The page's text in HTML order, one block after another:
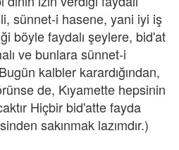
sünnet-i hasene, yani iyi iş
böyle faydalı şeylere, bid'at
ve bunlara sünnet-i
kalbler karardığından,
de, Kıyamette hepsinin
Hiçbir bid'atte fayda
sakınmak lazımdır.)